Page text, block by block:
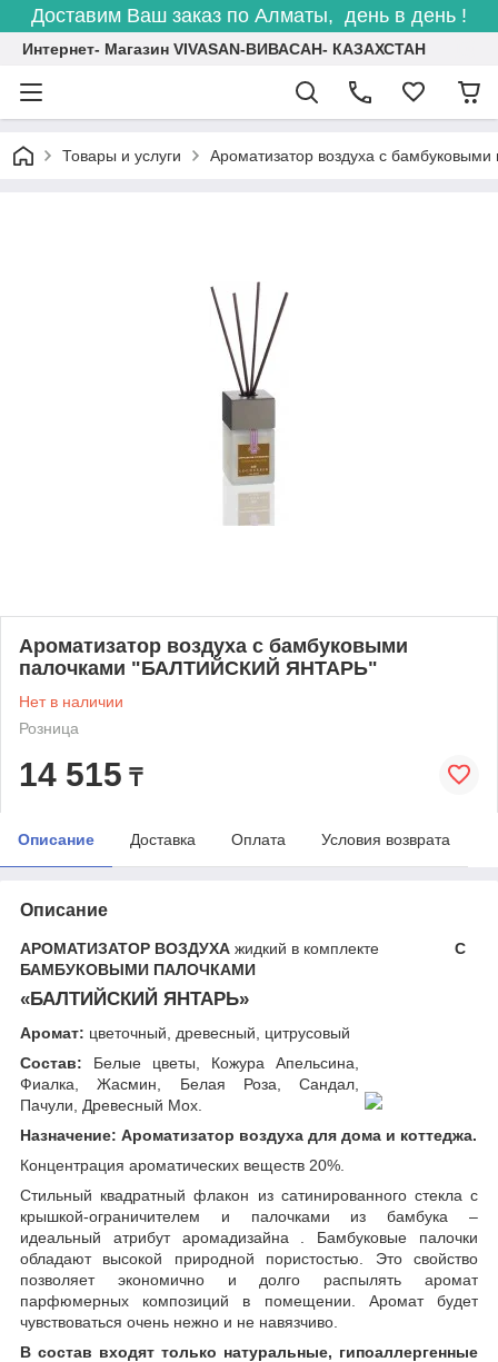
Доставим Ваш заказ по Алматы, день в день !
Интернет- Магазин VIVASAN-ВИВАСАН- КАЗАХСТАН
Товары и услуги Ароматизатор воздуха с
Ароматизатор воздуха с бамбуковыми
палочками "БАЛТИЙСКИЙ ЯНТАРЬ"
Нет в наличии
Розница
14 515 ₸
Описание Доставка Оплата Условия возврата
Описание
АРОМАТИЗАТОР ВОЗДУХА жидкий в комплекте С
БАМБУКОВЫМИ ПАЛОЧКАМИ
«БАЛТИЙСКИЙ ЯНТАРЬ»
Аромат: цветочный, древесный, цитрусовый
Состав: Белые цветы, Кожура Апельсина,
Фиалка, Жасмин, Белая Роза, Сандал,
Пачули, Древесный Мох.
Назначение: Ароматизатор воздуха для дома и коттеджа.
Концентрация ароматических веществ 20%.
Стильный квадратный флакон из сатинированного стекла с
крышкой-ограничителем и палочками из бамбука –
идеальный атрибут аромадизайна . Бамбуковые палочки
обладают высокой природной пористостью. Это свойство
позволяет экономично и долго распылять аромат
парфюмерных композиций в помещении. Аромат будет
чувствоваться очень нежно и не навязчиво.
В состав входят только натуральные, гипоаллергенные